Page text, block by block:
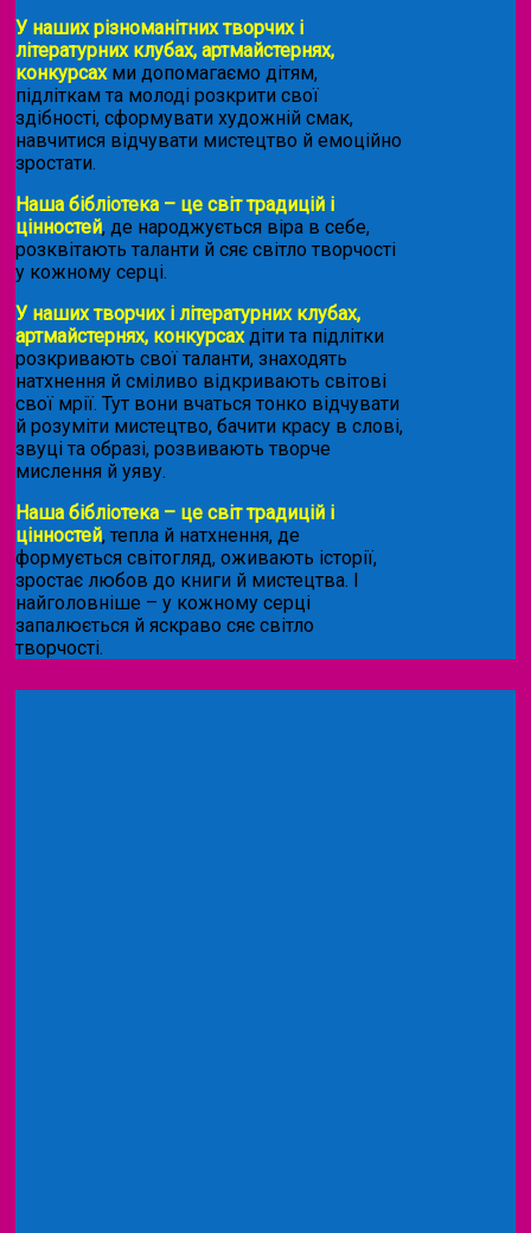
У наших різноманітних творчих і
літературних клубах, артмайстернях,
конкурсахми допомагаємо дітям,
підліткам та молоді розкрити свої
здібності, сформувати художній смак,
навчитися відчувати мистецтво й емоційно
зростати.
Наша бібліотека – це світ традицій і
цінностей, де народжується віра в себе,
розквітають таланти й сяє світло творчості
у кожному серці.
У наших творчих і літературних клубах,
артмайстернях, конкурсахдіти та підлітки
розкривають свої таланти, знаходять
натхнення й сміливо відкривають світові
свої мрії. Тут вони вчаться тонко відчувати
й розуміти мистецтво, бачити красу в слові,
звуці та образі, розвивають творче
мислення й уяву.
Наша бібліотека – це світ традицій і
цінностей, тепла й натхнення, де
формується світогляд, оживають історії,
зростає любов до книги й мистецтва. І
найголовніше – у кожному серці
запалюється й яскраво сяє світло
творчості.